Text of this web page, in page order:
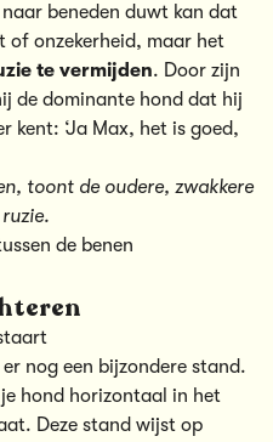
beneden duwt kan dat
of onzekerheid, maar het
te vermijden. Door zijn
de dominante hond dat hij
kent: ‘Ja Max, het is goed,
toont de oudere, zwakkere
nog een bijzondere stand.
hond horizontaal in het
Deze stand wijst op